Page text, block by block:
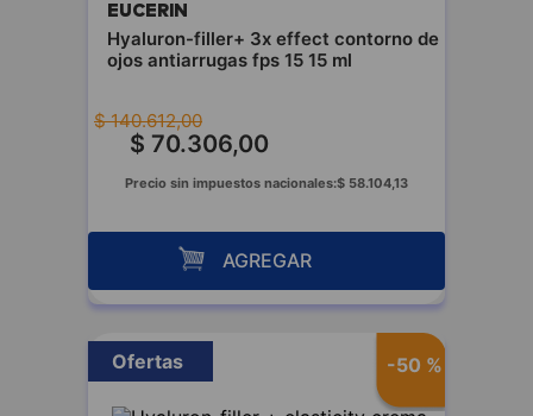
EUCERIN
Hyaluron-filler+ 3x effect contorno de
ojos antiarrugas fps 15 15 ml
$ 140.612,00
$ 70.306,00
Precio sin impuestos nacionales:$ 58.10413
AGREGAR
-50 %
Ofertas